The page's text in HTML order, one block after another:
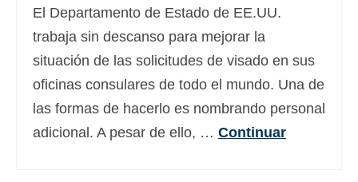
Magyar(Húngaro)
Italiano
( Japonés )
한국어 (Coreano)
Norsk bokmål Bokmål
El Departamento de Estado de EE.UU.
trabaja sin descanso para mejorar la
situación de las solicitudes de visado en sus
oficinas consulares de todo el mundo. Una de
las formas de hacerlo es nombrando personal
adicional. A pesar de ello, … Continuar